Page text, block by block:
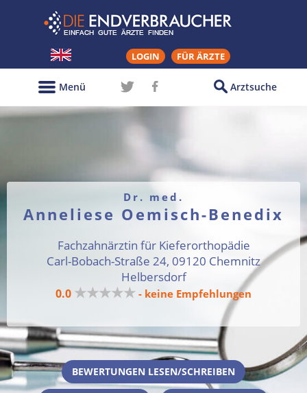
LOGIN FÜR ÄRZTE
Arztsuche
Menü
Dr. med.
Anneliese Oemisch-Benedix
Fachzahnärztin für Kieferorthopädie
Carl-Bobach-Straße 24, 09120 Chemnitz
Helbersdorf
0.0 ★★★★★ - keine Empfehlungen
BEWERTUNGEN LESEN/SCHREIBEN